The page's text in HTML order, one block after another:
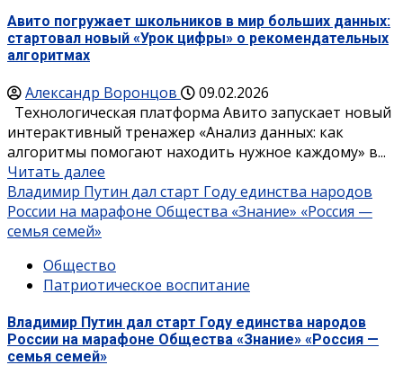
Авито погружает школьников в мир больших данных:
стартовал новый «Урок цифры» о рекомендательных
алгоритмах
Александр Воронцов
09.02.2026
Технологическая платформа Авито запускает новый
интерактивный тренажер «Анализ данных: как
алгоритмы помогают находить нужное каждому» в...
Читать далее
Владимир Путин дал старт Году единства народов
России на марафоне Общества «Знание» «Россия —
семья семей»
Общество
Патриотическое воспитание
Владимир Путин дал старт Году единства народов
России на марафоне Общества «Знание» «Россия —
семья семей»